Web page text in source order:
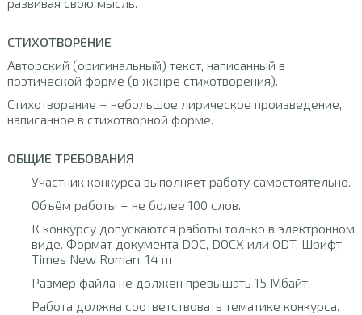
развивая свою мысль.
СТИХОТВОРЕНИЕ
Авторский (оригинальный) текст, написанный в
поэтической форме (в жанре стихотворения).
Стихотворение – небольшое лирическое произведение,
написанное в стихотворной форме.
ОБЩИЕ ТРЕБОВАНИЯ
Участник конкурса выполняет работу самостоятельно.
Объём работы – не более 100 слов.
К конкурсу допускаются работы только в электронном
виде. Формат документа DOC, DOCX или ODT. Шрифт
Times New Roman, 14 пт.
Размер файла не должен превышать 15 Мбайт.
Работа должна соответствовать тематике конкурса.